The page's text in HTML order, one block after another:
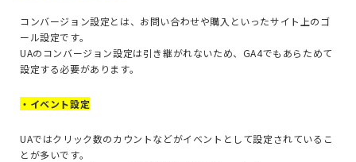
コンバージョン設定とは、お問い合わせや購入といったサイト上のゴ
ール設定です。
UAのコンバージョン設定は引き継がれないため、GA4でもあらためて
設定する必要があります。
・イベント設定
UAではクリック数のカウントなどがイベントとして設定されているこ
とが多いです。